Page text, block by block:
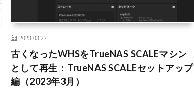
2023.03.27
古くなったWHSをTrueNAS SCALEマシン
として再生：TrueNAS SCALEセットアップ
編（2023年3月）